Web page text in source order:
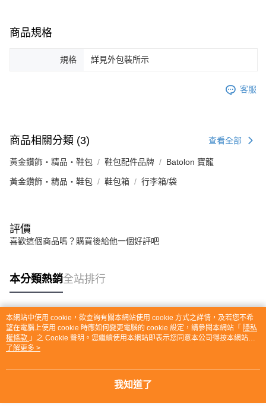
商品規格
規格 詳見外包裝所示
客服
商品相關分類 (3) 查看全部
黃金鑽飾・精品・鞋包 鞋包配件品牌 Batolon 寶龍
黃金鑽飾・精品・鞋包 鞋包箱 行李箱/袋
評價
喜歡這個商品嗎？購買後給他一個好評吧
本分類熱銷全站排行
熱門標籤
本網站中使用 cookie，欲查詢有關本網站使用 cookie 方式之詳情，及若您不希
望在電腦上使用 cookie 時應如何變更電腦的 cookie 設定，請參閱本網站「 隱私
權條款 」之 Cookie 聲明。您繼續使用本網站即表示您同意本公司得按本網站使
用條款之 Cookie 聲明使用 cookie。
了解更多 >
我知道了